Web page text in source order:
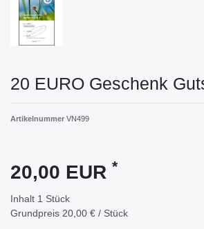
20 EURO Geschenk
Artikelnummer VN499
20,00 EUR *
Inhalt 1 Stück
Grundpreis 20,00 € / Stück